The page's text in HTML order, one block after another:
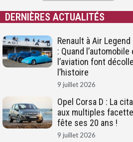
DERNIÈRES ACTUALITÉS
Renault à Air Legend
: Quand l’automobile
l’aviation font
l’histoire
9 juillet 2026
Opel Corsa D : La
aux multiples
fête ses 20 ans !
9 juillet 2026